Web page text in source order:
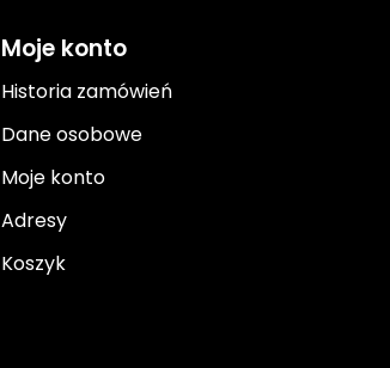
Moje konto
Historia zamówień
Dane osobowe
Moje konto
Adresy
Koszyk